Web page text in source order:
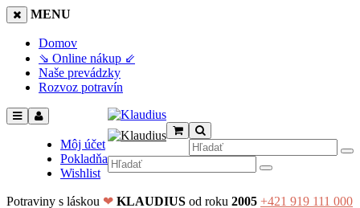
MENU
Domov
⇘ Online nákup ⇙
Naše prevádzky
Rozvoz potravín
Môj účet
Pokladňa
Wishlist
Potraviny s láskou ❤ KLAUDIUS od roku 2005 +421 919 111 000